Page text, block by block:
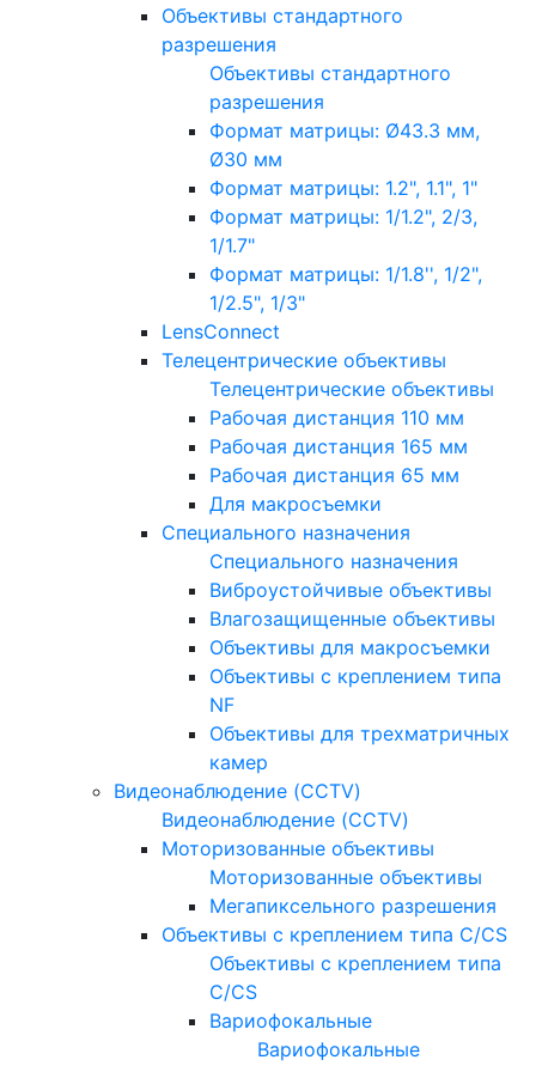
Объективы стандартного
разрешения
Объективы стандартного
разрешения
Формат матрицы: Ø43.3 мм,
Ø30 мм
Формат матрицы: 1.2", 1.1", 1"
Формат матрицы: 1/1.2", 2/3,
1/1.7"
Формат матрицы: 1/1.8'', 1/2",
1/2.5", 1/3"
LensConnect
Телецентрические объективы
Телецентрические объективы
Рабочая дистанция 110 мм
Рабочая дистанция 165 мм
Рабочая дистанция 65 мм
Для макросъемки
Специального назначения
Специального назначения
Виброустойчивые объективы
Влагозащищенные объективы
Объективы для макросъемки
Объективы с креплением типа
NF
Объективы для трехматричных
камер
Видеонаблюдение (CCTV)
Видеонаблюдение (CCTV)
Моторизованные объективы
Моторизованные объективы
Мегапиксельного разрешения
Объективы с креплением типа C/CS
Объективы с креплением типа
C/CS
Вариофокальные
Вариофокальные